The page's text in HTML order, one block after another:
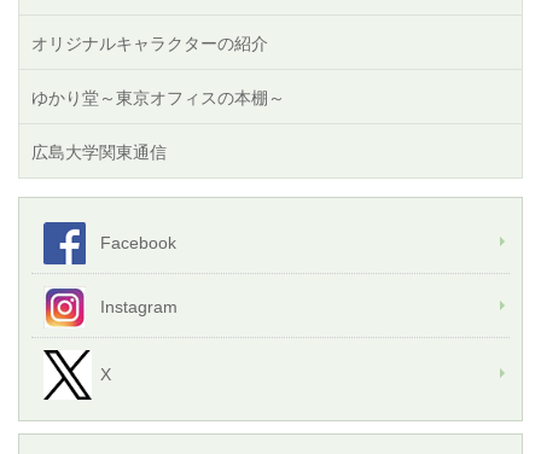
オリジナルキャラクターの紹介
ゆかり堂～東京オフィスの本棚～
広島大学関東通信
Facebook
Instagram
X